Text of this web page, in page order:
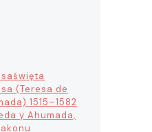
święta
(Teresa de
1515–1582
y Ahumada,